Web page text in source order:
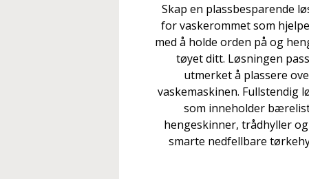
Skap en plassbesparende
for vaskerommet som
med å holde orden på og
tøyet ditt. Løsningen
utmerket å plassere
vaskemaskinen. Fullstendig
som inneholder
hengeskinner, trådhyller
smarte nedfellbare